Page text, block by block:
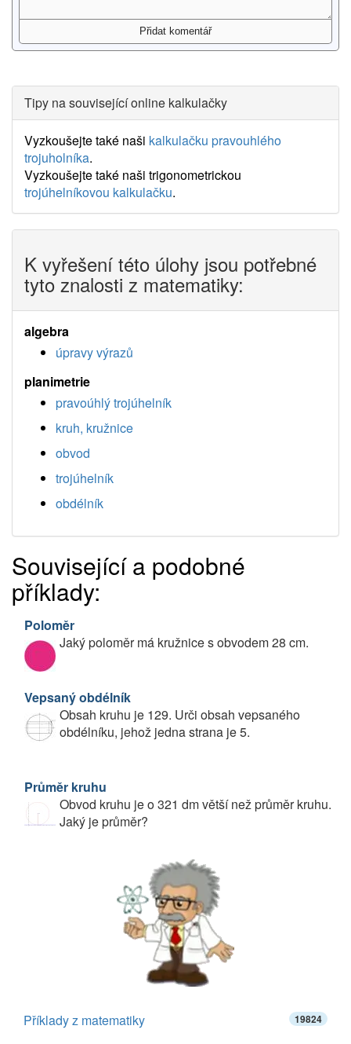
Tipy na související online kalkulačky
Vyzkoušejte také naši kalkulačku pravouhlého
trojuholníka.
Vyzkoušejte také naši trigonometrickou
trojúhelníkovou kalkulačku.
K vyřešení této úlohy jsou potřebné
tyto znalosti z matematiky:
algebra
úpravy výrazů
planimetrie
pravoúhlý trojúhelník
kruh, kružnice
obvod
trojúhelník
obdélník
Související a podobné
příklady:
Poloměr
Jaký poloměr má kružnice s obvodem 28 cm.
Vepsaný obdélník
Obsah kruhu je 129. Urči obsah vepsaného
obdélníku, jehož jedna strana je 5.
Průměr kruhu
Obvod kruhu je o 321 dm větší než průměr kruhu.
Jaký je průměr?
Příklady z matematiky 19824